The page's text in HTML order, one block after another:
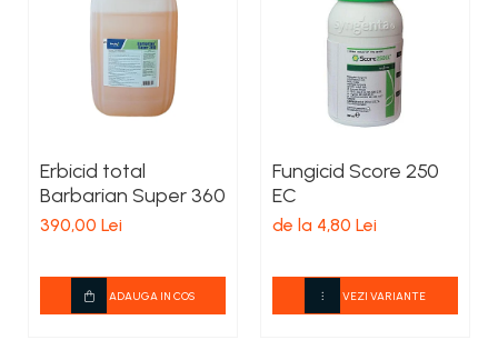
Erbicid total
Barbarian Super 360
390,00 Lei
ADAUGA IN COS
Fungicid Score 250
EC
de la 4,80 Lei
VEZI VARIANTE